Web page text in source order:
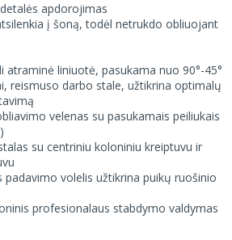
apdorojimas
į šoną, todėl netrukdo obliuojant
atraminė liniuotė, pasukama nuo 90°-45°
reismuso darbo stale, užtikrina optimalų
velenas su pasukamais peiliukais
su centriniu koloniniu kreiptuvu ir
padavimo volelis užtikrina puikų ruošinio
profesionalaus stabdymo valdymas